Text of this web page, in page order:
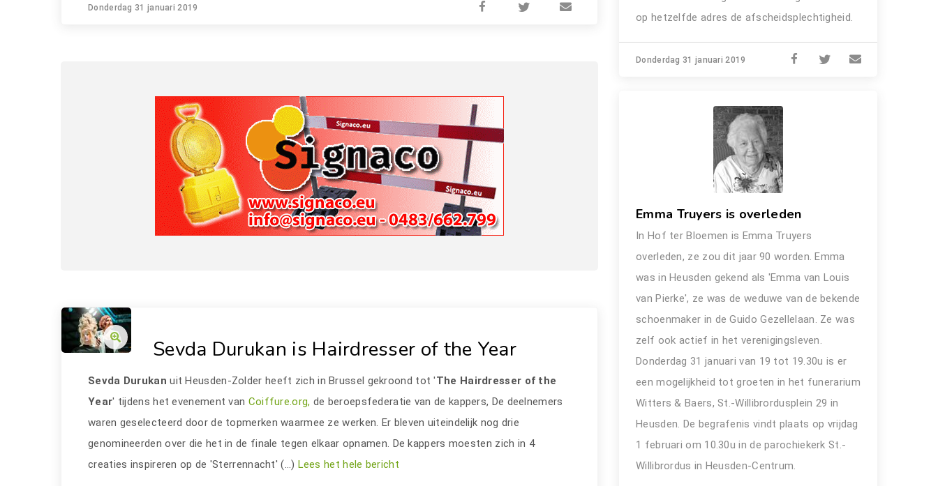
Donderdag 31 januari 2019
Sevda Durukan is Hairdresser of the Year
Sevda Durukan uit Heusden-Zolder heeft zich in Brussel gekroond tot 'The Hairdresser of the
Year' tijdens het evenement van Coiffure.org, de beroepsfederatie van de kappers, De deelnemers
waren geselecteerd door de topmerken waarmee ze werken. Er bleven uiteindelijk nog drie
genomineerden over die het in de finale tegen elkaar opnamen. De kappers moesten zich in 4
creaties inspireren op de 'Sterrennacht' (…) Lees het hele bericht
op hetzelfde adres de afscheidsplechtigheid.
Donderdag 31 januari 2019
Emma Truyers is overleden
In Hof ter Bloemen is Emma Truyers
overleden, ze zou dit jaar 90 worden. Emma
was in Heusden gekend als 'Emma van Louis
van Pierke', ze was de weduwe van de bekende
schoenmaker in de Guido Gezellelaan. Ze was
zelf ook actief in het verenigingsleven.
Donderdag 31 januari van 19 tot 19.30u is er
een mogelijkheid tot groeten in het funerarium
Witters & Baers, St.-Willibrordusplein 29 in
Heusden. De begrafenis vindt plaats op vrijdag
1 februari om 10.30u in de parochiekerk St.-
Willibrordus in Heusden-Centrum.